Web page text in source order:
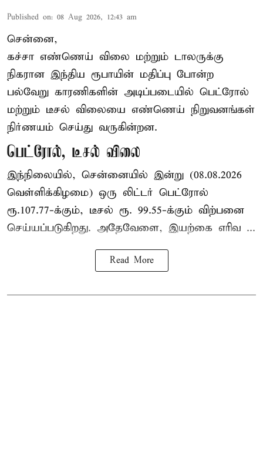
Published on: 08 Aug 2026, 12:43 am
சென்னை,
கச்சா எண்ணெய் விலை மற்றும் டாலருக்கு
நிகரான இந்திய ரூபாயின் மதிப்பு போன்ற
பல்வேறு காரணிகளின் அடிப்படையில் பெட்ரோல்
மற்றும் டீசல் விலையை எண்ணெய் நிறுவனங்கள்
நிர்ணயம் செய்து வருகின்றன.
பெட்ரோல், டீசல் விலை
இந்நிலையில், சென்னையில் இன்று (08.08.2026
வெள்ளிக்கிழமை) ஒரு லிட்டர் பெட்ரோல்
ரூ.107.77-க்கும், டீசல் ரூ. 99.55-க்கும் விற்பனை
செய்யப்படுகிறது. அதேவேளை, இயற்கை எரிவ ...
Read More